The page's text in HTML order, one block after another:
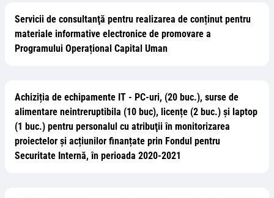
Servicii de consultanţă pentru realizarea de conținut pentru
materiale informative electronice de promovare a
Programului Operațional Capital Uman
Achiziția de echipamente IT - PC-uri, (20 buc.), surse de
alimentare neintreruptibila (10 buc), licențe (2 buc.) și laptop
(1 buc.) pentru personalul cu atribuţii în monitorizarea
proiectelor și acțiunilor finanțate prin Fondul pentru
Securitate Internă, în perioada 2020-2021